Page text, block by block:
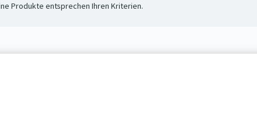
Produkte entsprechen Ihren Kriterien.